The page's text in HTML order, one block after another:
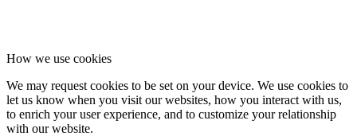
How we use cookies
We may request cookies to be set on your device. We use cookies to
let us know when you visit our websites, how you interact with us,
to enrich your user experience, and to customize your relationship
with our website.